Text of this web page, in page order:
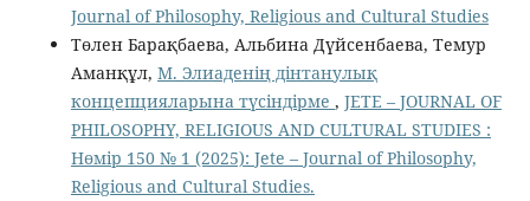
Jоurnal of Philosophy, Religious аnd Cultural Studies
Төлен Барақбаева, Альбина Дүйсенбаева, Темур
Аманқұл, М. Элиаденің дінтанулық
концепцияларына түсіндірме , JETE – JОURNAL OF
PHILOSOPHY, RELIGIOUS AND CULTURAL STUDIES :
Нөмір 150 № 1 (2025): Jete – Jоurnal of Philosophy,
Religious аnd Cultural Studies.